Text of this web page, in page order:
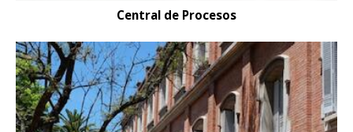
Central de Procesos